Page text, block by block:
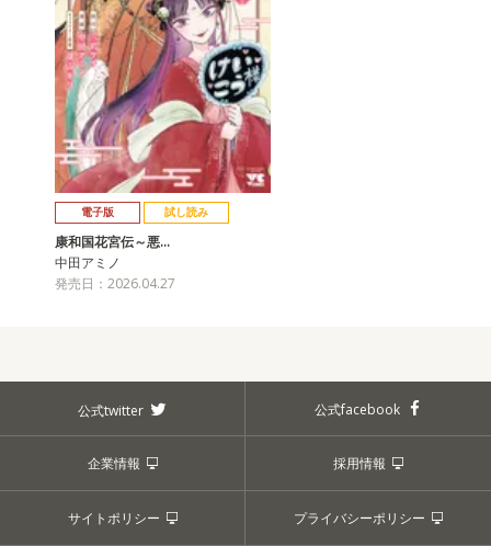
電子版 試し読み
康和国花宮伝～悪…
中田アミノ
発売日：2026.04.27
公式twitter 公式facebook
企業情報 採用情報
サイトポリシー プライバシーポリシー